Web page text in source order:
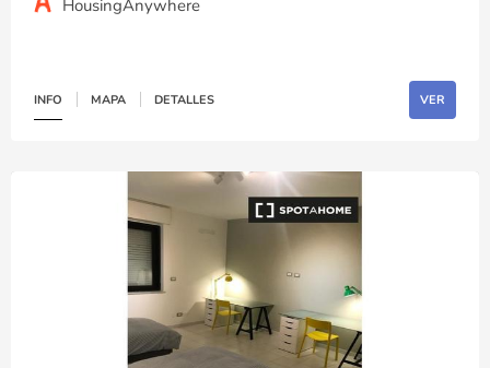
HousingAnywhere
INFO MAPA DETALLES VER